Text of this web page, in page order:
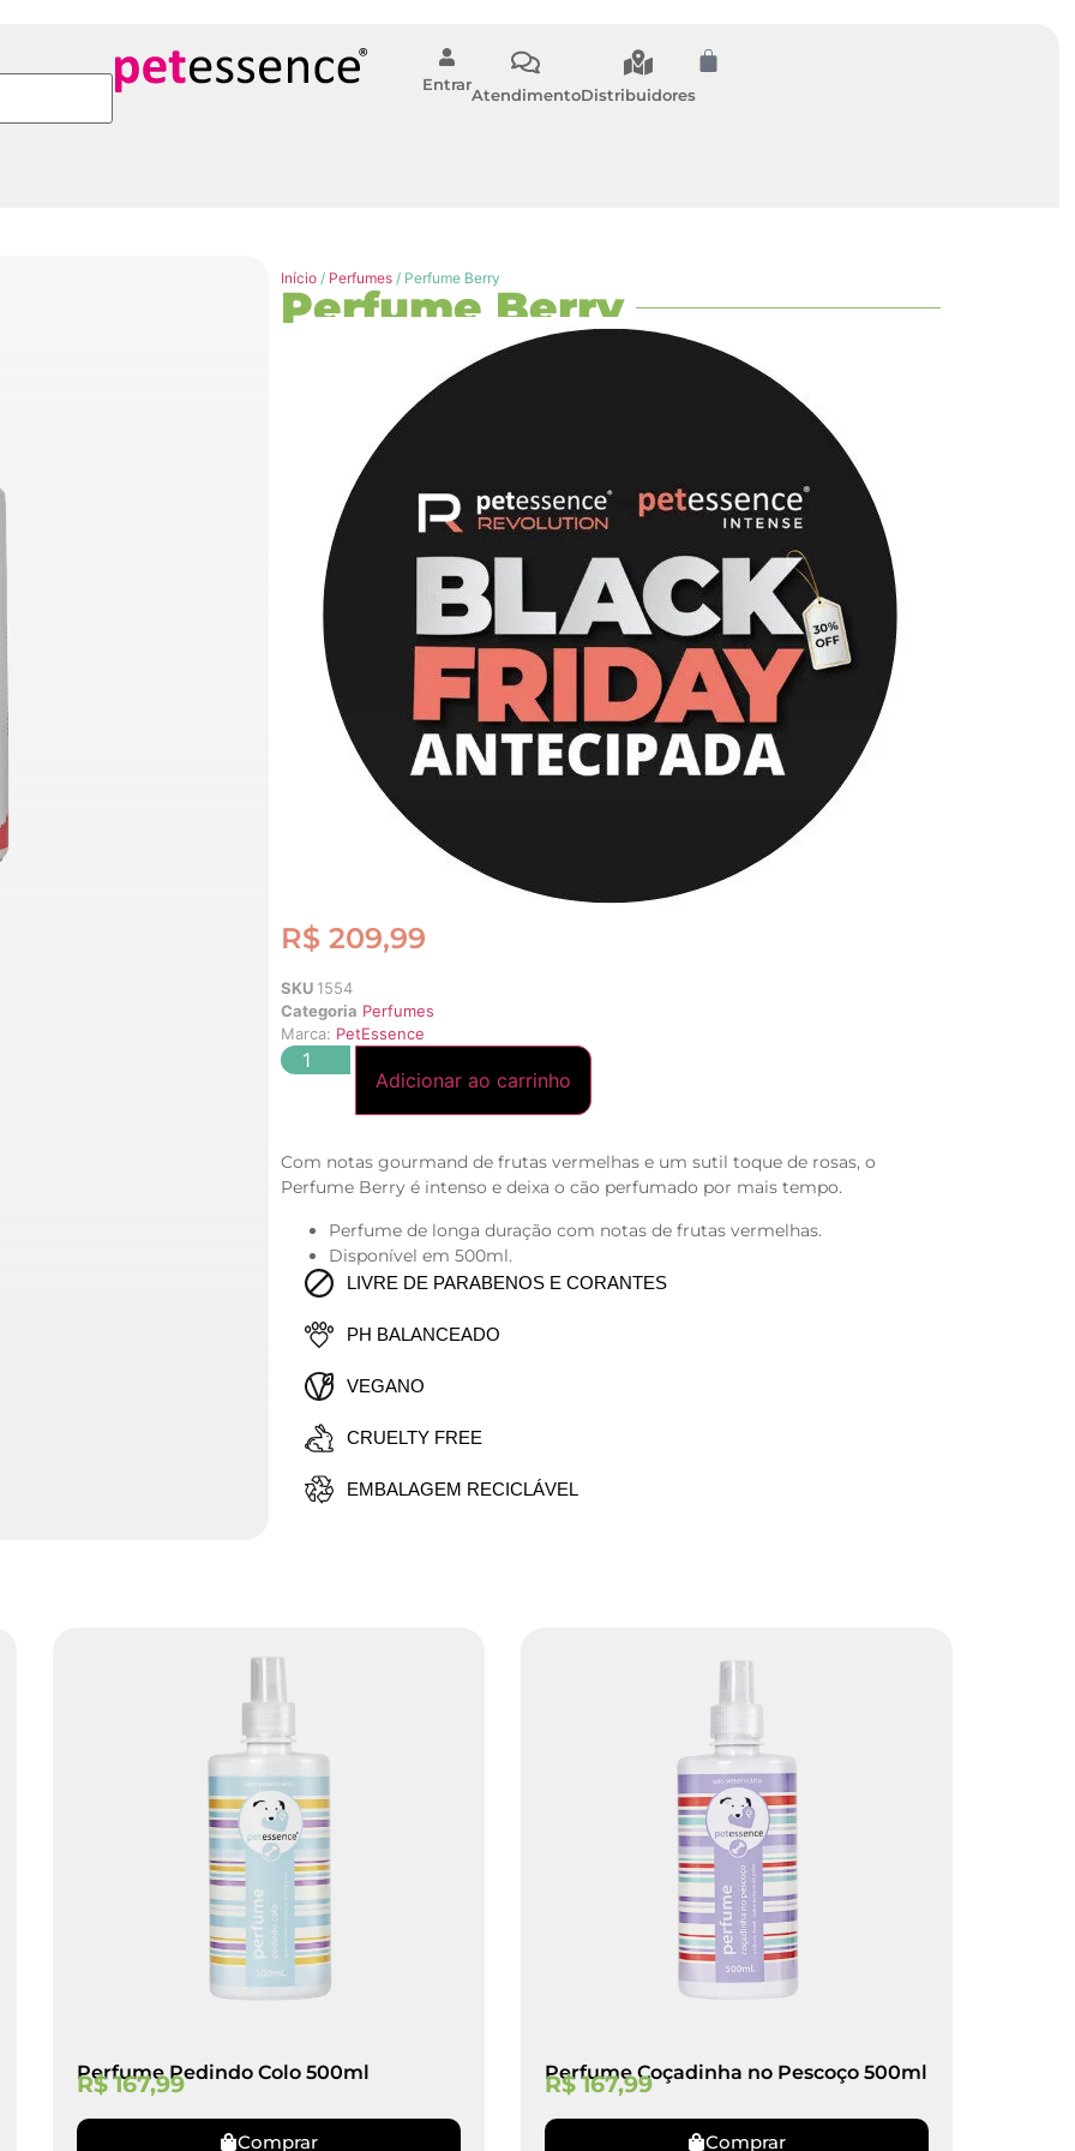
Entrar
AtendimentoDistribuidores
Início / Perfumes / Perfume Berry
Perfume Berry
R$ 209,99
SKU 1554
Categoria Perfumes
Marca: PetEssence
Adicionar ao carrinho
Com notas gourmand de frutas vermelhas e um sutil toque de rosas, o
Perfume Berry é intenso e deixa o cão perfumado por mais tempo.
Perfume de longa duração com notas de frutas vermelhas.
Disponível em 500ml.
LIVRE DE PARABENOS E CORANTES
PH BALANCEADO
VEGANO
CRUELTY FREE
EMBALAGEM RECICLÁVEL
Perfume Pedindo Colo 500ml
R$167,99
Comprar
Perfume Coçadinha no Pescoço 500ml
R$167,99
Comprar